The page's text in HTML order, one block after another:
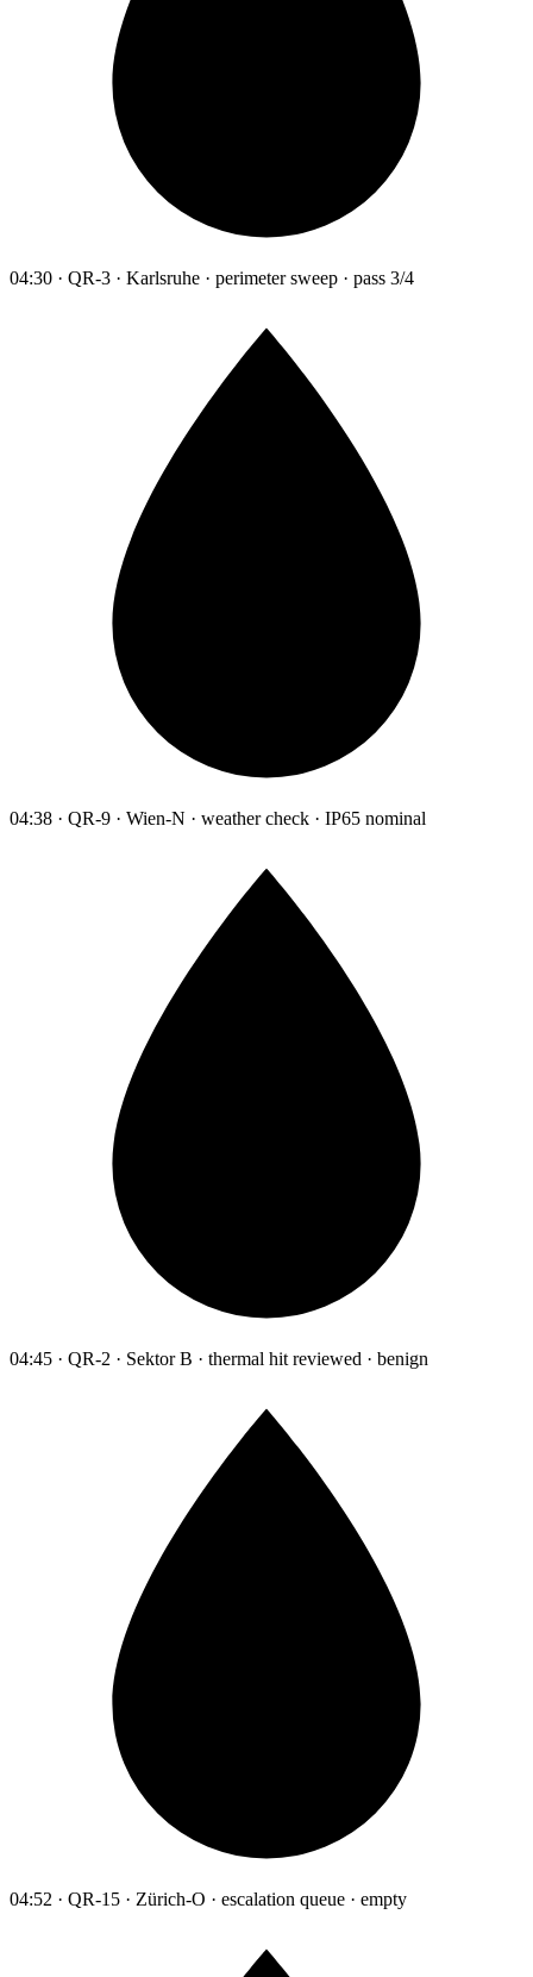
04:30 · QR-3 · Karlsruhe · perimeter sweep · pass 3/4
04:38 · QR-9 · Wien-N · weather check · IP65 nominal
04:45 · QR-2 · Sektor B · thermal hit reviewed · benign
04:52 · QR-15 · Zürich-O · escalation queue · empty